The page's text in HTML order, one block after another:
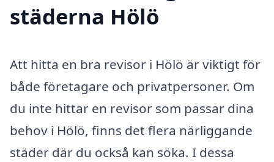
städerna Hölö
Att hitta en bra revisor i Hölö är viktigt för
både företagare och privatpersoner. Om
du inte hittar en revisor som passar dina
behov i Hölö, finns det flera närliggande
städer där du också kan söka. I dessa